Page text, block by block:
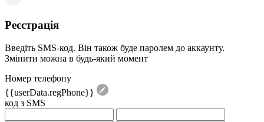
Реєстрація
Введіть SMS-код. Він також буде паролем до аккаунту.
Змінити можна в будь-який момент
Номер телефону
{{userData.regPhone}}
код з SMS